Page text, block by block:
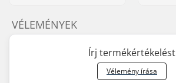
VÉLEMÉNYEK
Írj termékértékelést
Vélemény írása